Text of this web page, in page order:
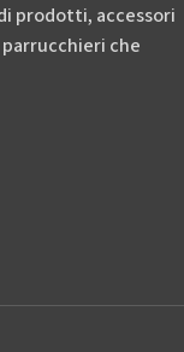
prodotti, accessori
che